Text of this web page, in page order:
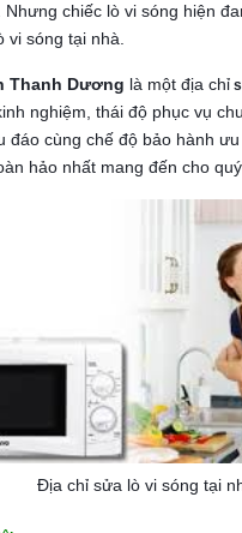
chiếc lò vi sóng hiện
vi sóng tại nhà.
Thanh Dương là một địa chỉ
nghiệm, thái độ phục vụ
cùng chế độ bảo hành
hảo nhất mang đến cho
Địa chỉ sửa lò vi sóng tại